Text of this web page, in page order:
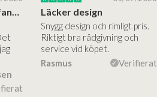
Superbra affär med fantastiska produkter Läcker design
Snygg design och rimligt pris.
Riktigt bra rådgivning och
service vid köpet.
Rasmus
Verifierat